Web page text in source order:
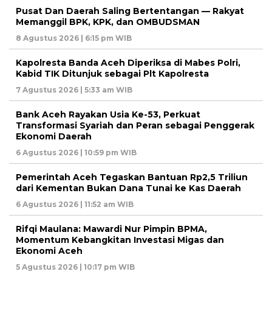
Pusat Dan Daerah Saling Bertentangan — Rakyat
Memanggil BPK, KPK, dan OMBUDSMAN
8 Agustus 2026 | 6:15 pm WIB
Kapolresta Banda Aceh Diperiksa di Mabes Polri,
Kabid TIK Ditunjuk sebagai Plt Kapolresta
7 Agustus 2026 | 5:33 am WIB
Bank Aceh Rayakan Usia Ke-53, Perkuat
Transformasi Syariah dan Peran sebagai Penggerak
Ekonomi Daerah
6 Agustus 2026 | 10:59 pm WIB
Pemerintah Aceh Tegaskan Bantuan Rp2,5 Triliun
dari Kementan Bukan Dana Tunai ke Kas Daerah
6 Agustus 2026 | 11:52 am WIB
Rifqi Maulana: Mawardi Nur Pimpin BPMA,
Momentum Kebangkitan Investasi Migas dan
Ekonomi Aceh
5 Agustus 2026 | 10:17 pm WIB